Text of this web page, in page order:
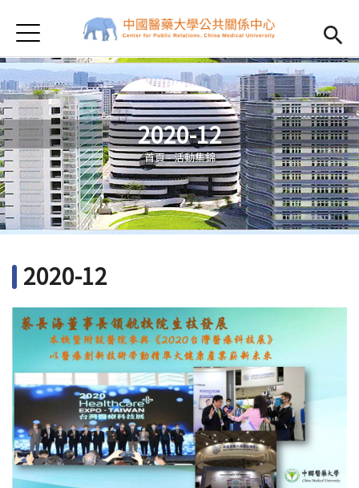
首頁
Open submenu (關於我們)
關於我們
Open submenu (最新消息)
最新消息
Open submenu (榮譽事績)
榮譽事績
電子報
Open
電視公播
校友通訊
Open submenu (下載專區)
下載專區
2020-12
您在這裡
首頁-活動集錦
2020-12